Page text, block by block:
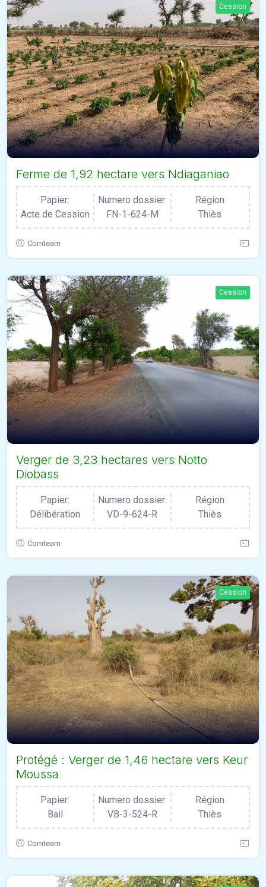
Cession
Ferme de 1,92 hectare vers Ndiaganiao
Papier:
Acte de Cession
Numero dossier:
FN-1-624-M
Région
Thiès
Comteam
Cession
Verger de 3,23 hectares vers Notto
Diobass
Papier:
Délibération
Numero dossier:
VD-9-624-R
Région
Thiès
Comteam
Cession
Protégé : Verger de 1,46 hectare vers Keur
Moussa
Papier:
Bail
Numero dossier:
VB-3-524-R
Région
Thiès
Comteam